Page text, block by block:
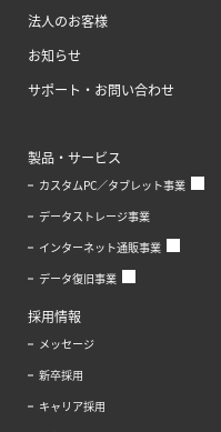
法人のお客様
お知らせ
サポート・お問い合わせ
製品・サービス
カスタムPC／タブレット事業
データストレージ事業
インターネット通販事業
データ復旧事業
採用情報
メッセージ
新卒採用
キャリア採用